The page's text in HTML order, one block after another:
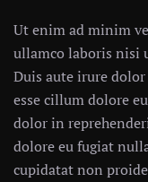
Ut enim ad minim
ullamco laboris nisi
Duis aute irure
esse cillum dolore
dolor in
dolore eu fugiat
cupidatat non